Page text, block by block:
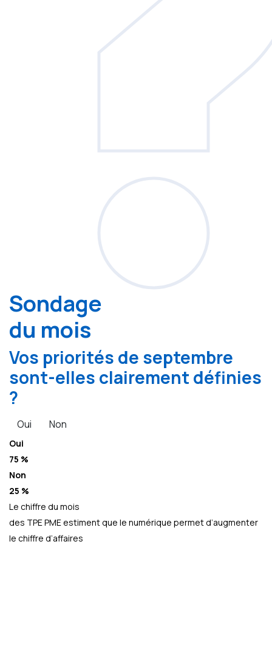
Sondage
du mois
Vos priorités de septembre
sont-elles clairement définies
?
Oui Non
Oui
75 %
Non
25 %
Le chiffre du mois
des TPE PME estiment que le numérique permet d’augmenter
le chiffre d’affaires